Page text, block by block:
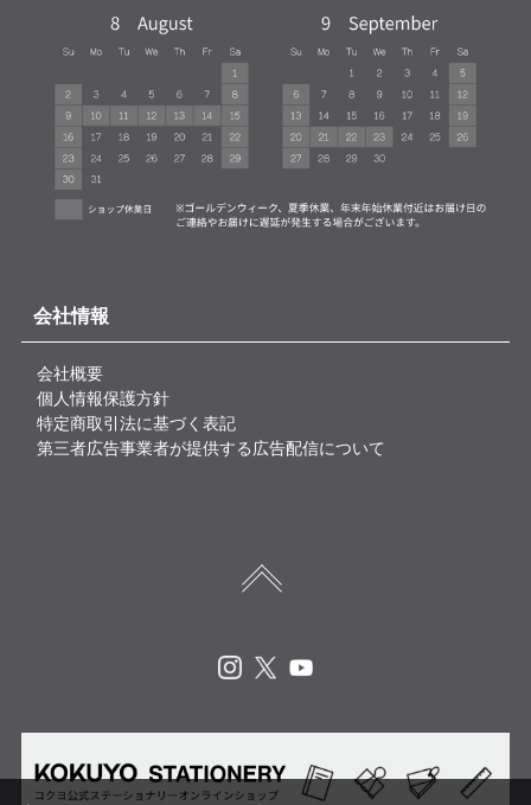
会社情報
会社概要
個人情報保護方針
特定商取引法に基づく表記
第三者広告事業者が提供する広告配信について